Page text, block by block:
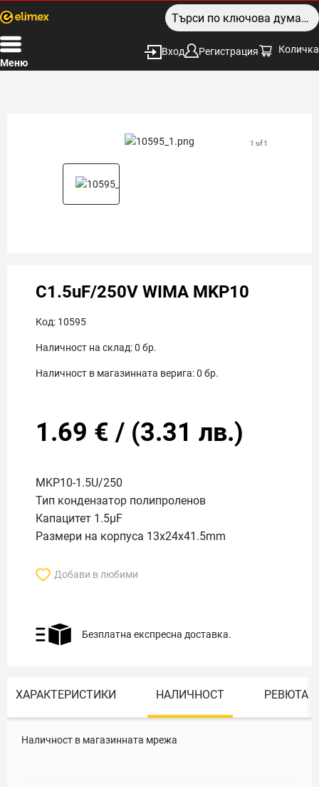
Меню
Вход Регистрация Количка
1 of 1
C1.5uF/250V WIMA MKP10
Код: 10595
Наличност на склад:0 бр.
Наличност в магазинната верига:0 бр.
1.69 € / (3.31 лв.)
MKP10-1.5U/250
Тип кондензатор полипроленов
Капацитет 1.5µF
Размери на корпуса 13x24x41.5mm
Добави в любими
Безплатна експресна доставка.
ХАРАКТЕРИСТИКИ НАЛИЧНОСТ РЕВЮТА
Наличност в магазинната мрежа